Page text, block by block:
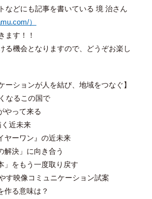
などにも記事を書いている 境 治さん
）
ます！！
る機会となりますので、どうぞお楽し
ーションが人を結び、地域をつなぐ】
なるこの国で
やって来る
近未来
ヤーワン』の近未来
解決」に向き合う
」をもう一度取り戻す
す映像コミュニケーション試案
作る意味は？